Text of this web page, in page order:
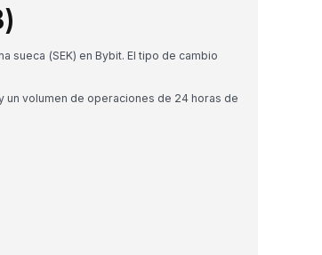
sueca (SEK) en Bybit. El tipo de cambio
un volumen de operaciones de 24 horas de